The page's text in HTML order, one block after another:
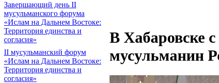
Завершающий день II
мусульманского форума
«Ислам на Дальнем Востоке:
Территория единства и
согласия»
II мусульманский форум
«Ислам на Дальнем Востоке:
Территория единства и
согласия»
В Хабаровске
мусульманин